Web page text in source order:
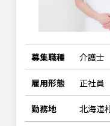
募集職種 介護士
雇用形態 正社員
勤務地 北海道